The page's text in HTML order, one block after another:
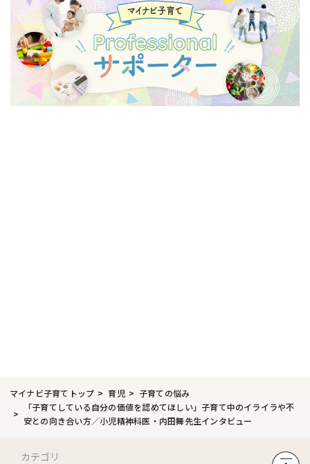
マイナビ子育てトップ 育児
子育ての悩み
「子育てしている自分の価値を認めてほしい」子育て中のイライラや不
安との向き合い方／小児精神科医・内田舞先生インタビュー
カテゴリ